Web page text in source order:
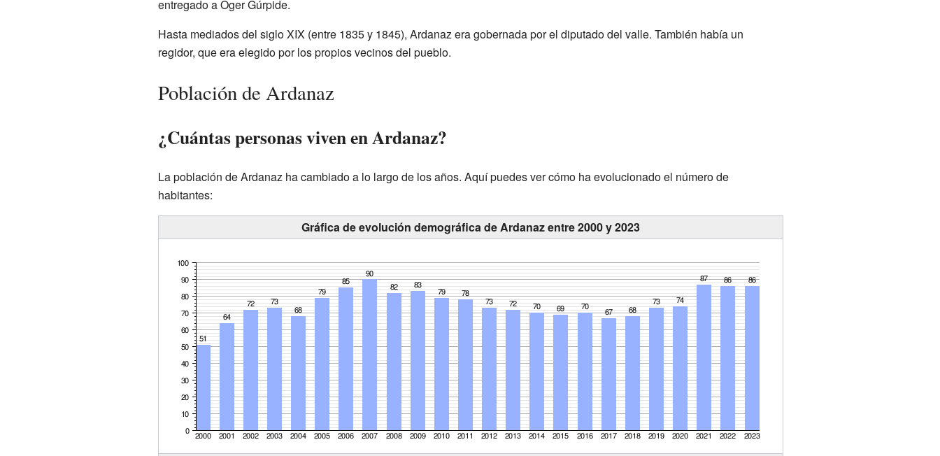
entregado a Oger Gúrpide.
Hasta mediados del siglo XIX (entre 1835 y 1845), Ardanaz era gobernada por el diputado del valle. También había un
regidor, que era elegido por los propios vecinos del pueblo.
Población de Ardanaz
¿Cuántas personas viven en Ardanaz?
La población de Ardanaz ha cambiado a lo largo de los años. Aquí puedes ver cómo ha evolucionado el número de
habitantes:
Gráfica de evolución demográfica de Ardanaz entre 2000 y 2023